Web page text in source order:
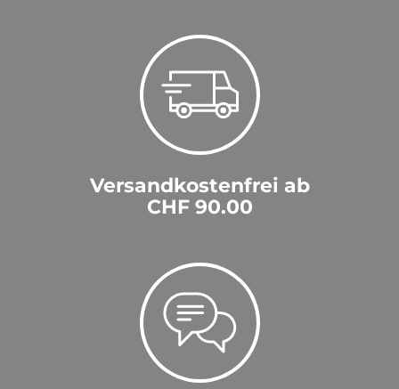
Versandkostenfrei ab
CHF 90.00